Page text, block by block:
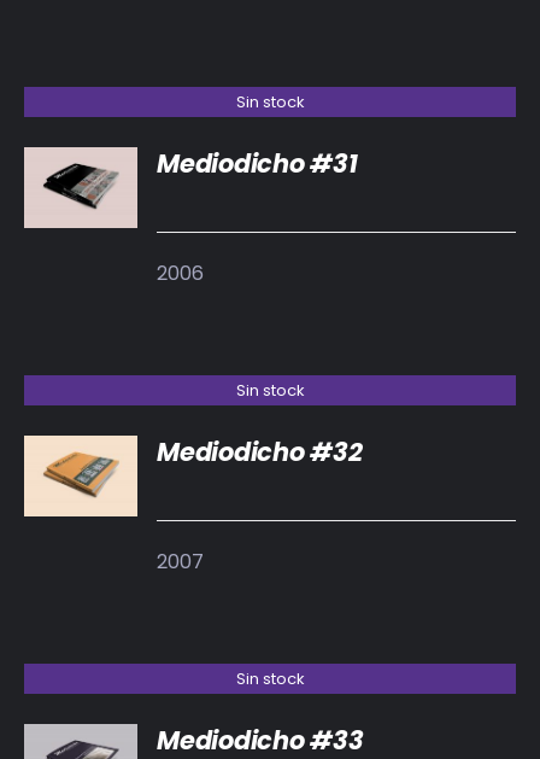
Sin stock
DETALLES
Mediodicho #31
2006
Sin stock
DETALLES
Mediodicho #32
2007
Sin stock
Mediodicho #33